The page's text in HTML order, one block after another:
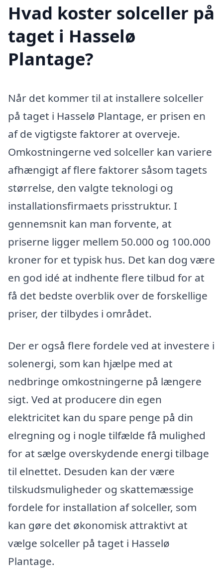
Hvad koster solceller på
taget i Hasselø
Plantage?
Når det kommer til at installere solceller
på taget i Hasselø Plantage, er prisen en
af de vigtigste faktorer at overveje.
Omkostningerne ved solceller kan variere
afhængigt af flere faktorer såsom tagets
størrelse, den valgte teknologi og
installationsfirmaets prisstruktur. I
gennemsnit kan man forvente, at
priserne ligger mellem 50.000 og 100.000
kroner for et typisk hus. Det kan dog være
en god idé at indhente flere tilbud for at
få det bedste overblik over de forskellige
priser, der tilbydes i området.
Der er også flere fordele ved at investere i
solenergi, som kan hjælpe med at
nedbringe omkostningerne på længere
sigt. Ved at producere din egen
elektricitet kan du spare penge på din
elregning og i nogle tilfælde få mulighed
for at sælge overskydende energi tilbage
til elnettet. Desuden kan der være
tilskudsmuligheder og skattemæssige
fordele for installation af solceller, som
kan gøre det økonomisk attraktivt at
vælge solceller på taget i Hasselø
Plantage.